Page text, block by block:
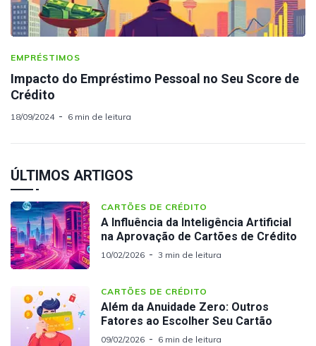
EMPRÉSTIMOS
Impacto do Empréstimo Pessoal no Seu Score de
Crédito
18/09/2024 6 min de leitura
ÚLTIMOS ARTIGOS
CARTÕES DE CRÉDITO
A Influência da Inteligência Artificial
na Aprovação de Cartões de Crédito
10/02/2026 3 min de leitura
CARTÕES DE CRÉDITO
Além da Anuidade Zero: Outros
Fatores ao Escolher Seu Cartão
09/02/2026 6 min de leitura